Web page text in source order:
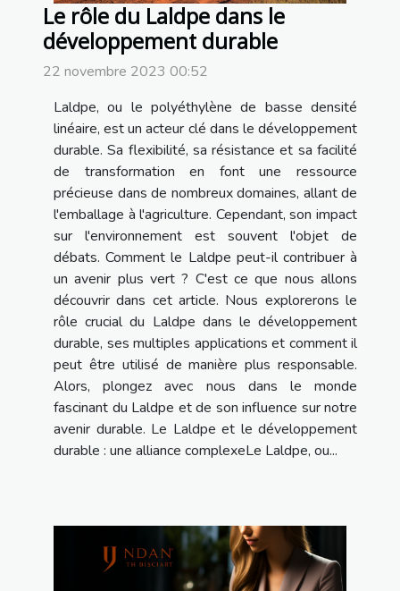
Le rôle du Laldpe dans le
développement durable
22 novembre 2023 00:52
Laldpe, ou le polyéthylène de basse densité
linéaire, est un acteur clé dans le développement
durable. Sa flexibilité, sa résistance et sa facilité
de transformation en font une ressource
précieuse dans de nombreux domaines, allant de
l'emballage à l'agriculture. Cependant, son impact
sur l'environnement est souvent l'objet de
débats. Comment le Laldpe peut-il contribuer à
un avenir plus vert ? C'est ce que nous allons
découvrir dans cet article. Nous explorerons le
rôle crucial du Laldpe dans le développement
durable, ses multiples applications et comment il
peut être utilisé de manière plus responsable.
Alors, plongez avec nous dans le monde
fascinant du Laldpe et de son influence sur notre
avenir durable. Le Laldpe et le développement
durable : une alliance complexeLe Laldpe, ou...